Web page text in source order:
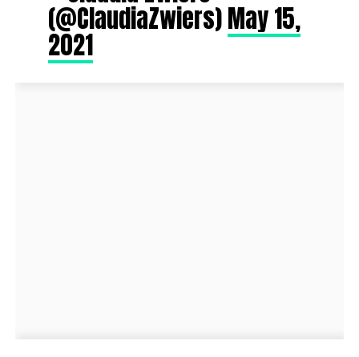
(@ClaudiaZwiers)May 15,
2021